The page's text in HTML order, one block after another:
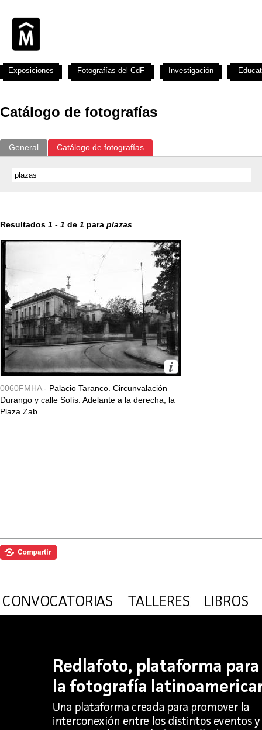
Catálogo de fotografías
General Catálogo de fotografías
Resultados 1 - 1 de 1 para plazas
0060FMHA - Palacio Taranco. Circunvalación
Durango y calle Solís. Adelante a la derecha, la
Plaza Zab...
Exposiciones Fotografías del CdF Investigación